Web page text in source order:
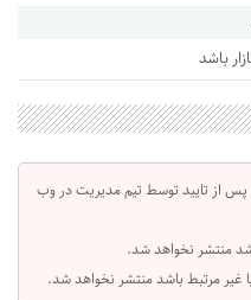
باشد
از تایید توسط تیم مدیریت در وب
منتشر نخواهد شد.
غیر مرتبط باشد منتشر نخواهد شد.